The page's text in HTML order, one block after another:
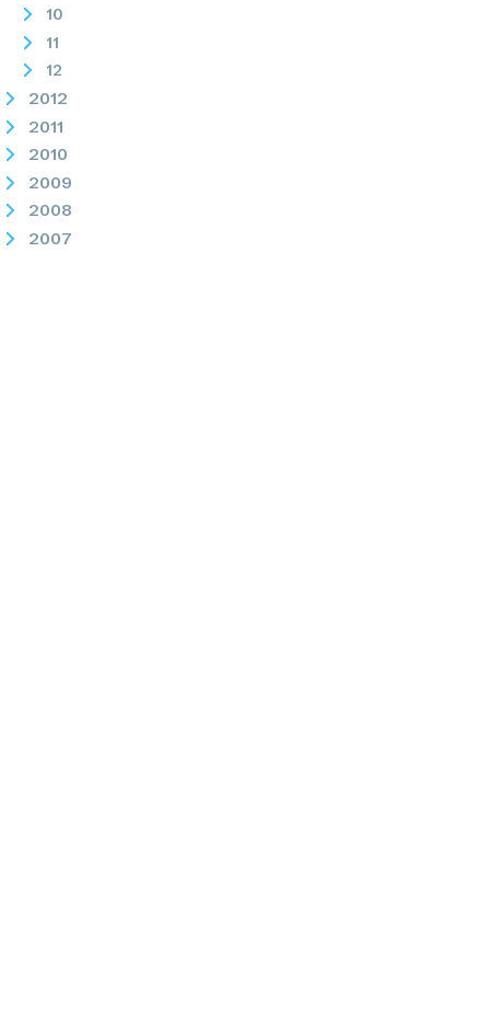
10
11
12
2012
2011
2010
2009
2008
2007